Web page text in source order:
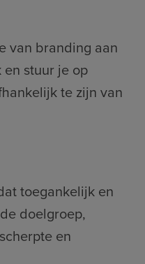
van branding aan
stuur je op
te zijn van
toegankelijk en
doelgroep,
en